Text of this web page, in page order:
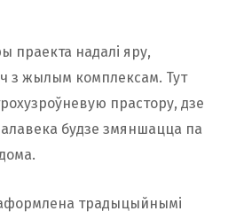
праекта надалі яру,
з жылым комплексам. Тут
прастору, дзе
будзе змяншацца па
традыцыйнымі